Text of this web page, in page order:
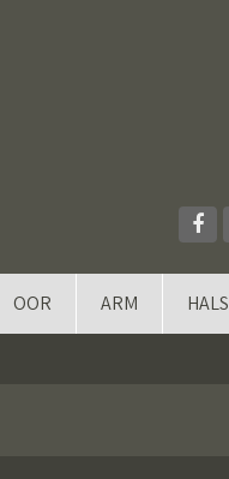
OOR ARM HALS